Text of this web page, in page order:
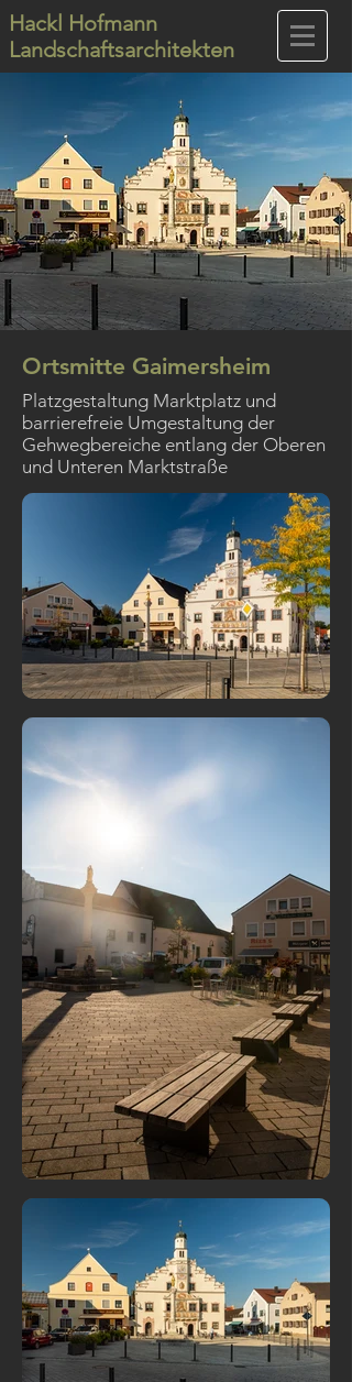
Hackl Hofmann
Landschaftsarchitekten
Ortsmitte Gaimersheim
Platzgestaltung Marktplatz und
barrierefreie Umgestaltung der
Gehwegbereiche entlang der Oberen
und Unteren Marktstraße